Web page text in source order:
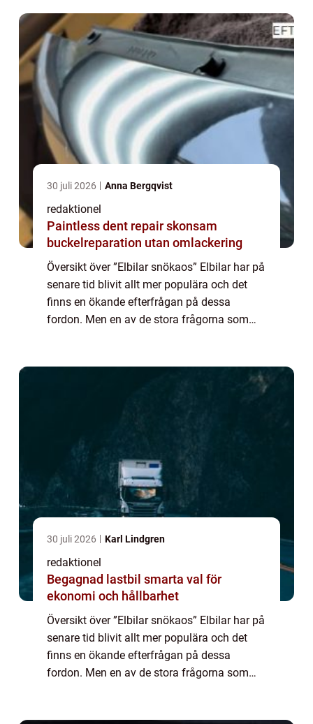
30 juli 2026 Anna Bergqvist
redaktionel
Paintless dent repair skonsam
buckelreparation utan omlackering
Översikt över ”Elbilar snökaos” Elbilar har på
senare tid blivit allt mer populära och det
finns en ökande efterfrågan på dessa
fordon. Men en av de stora frågorna som
30 juli 2026 Karl Lindgren
redaktionel
Begagnad lastbil smarta val för
ekonomi och hållbarhet
Översikt över ”Elbilar snökaos” Elbilar har på
senare tid blivit allt mer populära och det
finns en ökande efterfrågan på dessa
fordon. Men en av de stora frågorna som